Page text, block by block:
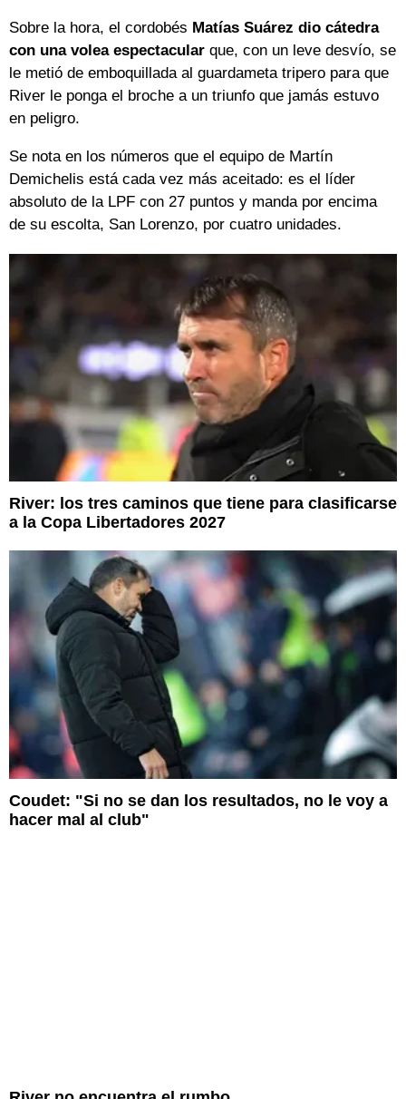
Sobre la hora, el cordobés Matías Suárez dio cátedra
con una volea espectacular que, con un leve desvío, se
le metió de emboquillada al guardameta tripero para que
River le ponga el broche a un triunfo que jamás estuvo
en peligro.
Se nota en los números que el equipo de Martín
Demichelis está cada vez más aceitado: es el líder
absoluto de la LPF con 27 puntos y manda por encima
de su escolta, San Lorenzo, por cuatro unidades.
River: los tres caminos que tiene para clasificarse
a la Copa Libertadores 2027
Coudet: "Si no se dan los resultados, no le voy a
hacer mal al club"